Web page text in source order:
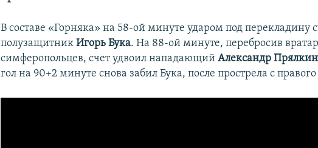
В составе «Горняка» на 58-ой минуте ударом под перекладину
полузащитник Игорь Бука. На 88-ой минуте, перебросив
симферопольцев, счет удвоил нападающийАлександр Прялкин
гол на 90+2 минуте снова забил Бука, после прострела с